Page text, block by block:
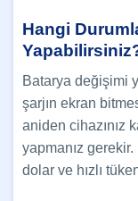
Hangi
Batarya değişimi
şarjın ekran
aniden cihazınız
yapmanız
dolar ve hızlı